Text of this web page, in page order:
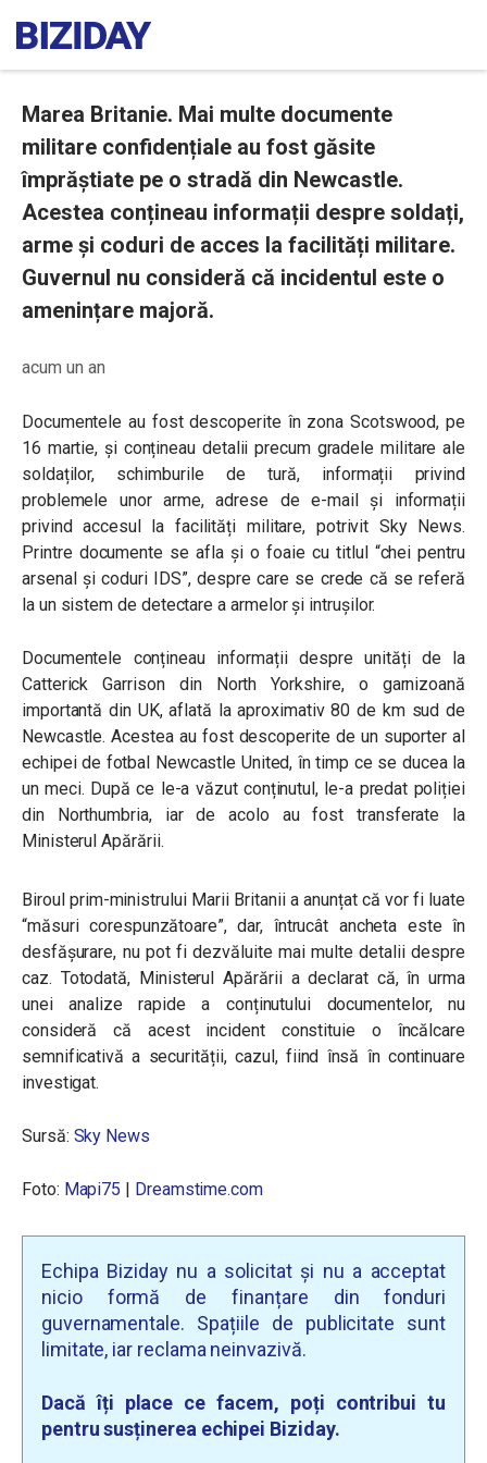
Marea Britanie. Mai multe documente
militare confidențiale au fost găsite
împrăștiate pe o stradă din Newcastle.
Acestea conțineau informații despre soldați,
arme și coduri de acces la facilități militare.
Guvernul nu consideră că incidentul este o
amenințare majoră.
acum un an
Documentele au fost descoperite în zona Scotswood, pe
16 martie, și conțineau detalii precum gradele militare ale
soldaților, schimburile de tură, informații privind
problemele unor arme, adrese de e-mail și informații
privind accesul la facilități militare, potrivit Sky News.
Printre documente se afla și o foaie cu titlul “chei pentru
arsenal și coduri IDS”, despre care se crede că se referă
la un sistem de detectare a armelor și intrușilor.
Documentele conțineau informații despre unități de la
Catterick Garrison din North Yorkshire, o garnizoană
importantă din UK, aflată la aproximativ 80 de km sud de
Newcastle. Acestea au fost descoperite de un suporter al
echipei de fotbal Newcastle United, în timp ce se ducea la
un meci. După ce le-a văzut conținutul, le-a predat poliției
din Northumbria, iar de acolo au fost transferate la
Ministerul Apărării.
Biroul prim-ministrului Marii Britanii a anunțat că vor fi luate
“măsuri corespunzătoare”, dar, întrucât ancheta este în
desfășurare, nu pot fi dezvăluite mai multe detalii despre
caz. Totodată, Ministerul Apărării a declarat că, în urma
unei analize rapide a conținutului documentelor, nu
consideră că acest incident constituie o încălcare
semnificativă a securității, cazul, fiind însă în continuare
investigat.
Sursă: Sky News
Foto: Mapi75 | Dreamstime.com
Echipa Biziday nu a solicitat și nu a acceptat
nicio formă de finanțare din fonduri
guvernamentale. Spațiile de publicitate sunt
limitate, iar reclama neinvazivă.
Dacă îți place ce facem, poți contribui tu
pentru susținerea echipei Biziday.